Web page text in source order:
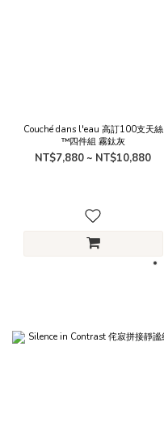
Couché dans l'eau 高訂100支天絲
™四件組 霧鈦灰
NT$7,880 ~ NT$10,880